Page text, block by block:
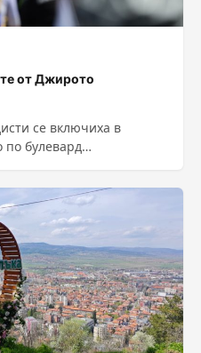
от Джирото
се включиха в
по булевард